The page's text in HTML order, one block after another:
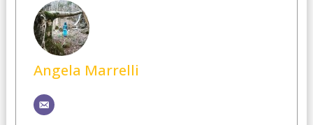
Angela Marrelli